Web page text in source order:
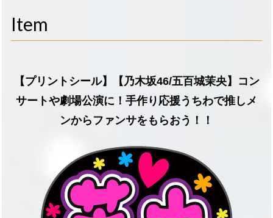
Item
【プリントシール】【乃木坂46/五百城茉央】コン
サートや劇場公演に！手作り応援うちわで推しメ
ンからファンサをもらおう！！